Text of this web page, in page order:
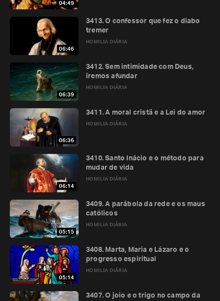
04:49
06:46
HOMILIA DIÁRIA
3413. O confessor que fez o diabo
tremer
06:39
HOMILIA DIÁRIA
3412. Sem intimidade com Deus,
iremos afundar
06:36
HOMILIA DIÁRIA
3411. A moral cristã e a Lei do amor
06:14
HOMILIA DIÁRIA
3410. Santo Inácio e o método para
mudar de vida
05:15
HOMILIA DIÁRIA
3409. A parábola da rede e os maus
católicos
05:14
HOMILIA DIÁRIA
3408. Marta, Maria e Lázaro e o
progresso espiritual
3407. O joio e o trigo no campo da